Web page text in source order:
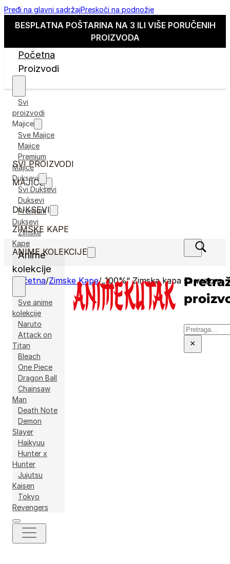
Pređi na glavni sadržajPreskoči na podnožje
BESPLATNA POŠTARINA NA 3 ILI VIŠE PORUČENIH
PROIZVODA
Početna
Proizvodi
Svi
proizvodi
Majice
Sve Majice
Majice
Premium
Majice
Duksevi
Svi Duksevi
Duksevi
Premium
Duksevi
Zimske
Kape
Anime
kolekcije
Sve anime
kolekcije
Naruto
Attack on
Titan
Bleach
One Piece
Dragon Ball
Chainsaw
Man
Death Note
Demon
Slayer
Haikyuu
Hunter x
Hunter
Jujutsu
Kaisen
Tokyo
Revengers
Pretraga
×
SVI PROIZVODI
MAJICE
DUKSEVI
ZIMSKE KAPE
ANIME KOLEKCIJE
Početna/Zimske Kape/„100%“ Zimska kapa sa vezom